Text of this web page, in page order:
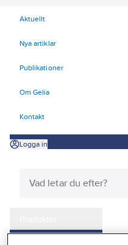
Aktuellt
Nya artiklar
Publikationer
Om Gelia
Kontakt
Logga in